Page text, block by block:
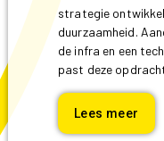
strategie
duurzaamheid.
de infra en een
past deze
Lees meer